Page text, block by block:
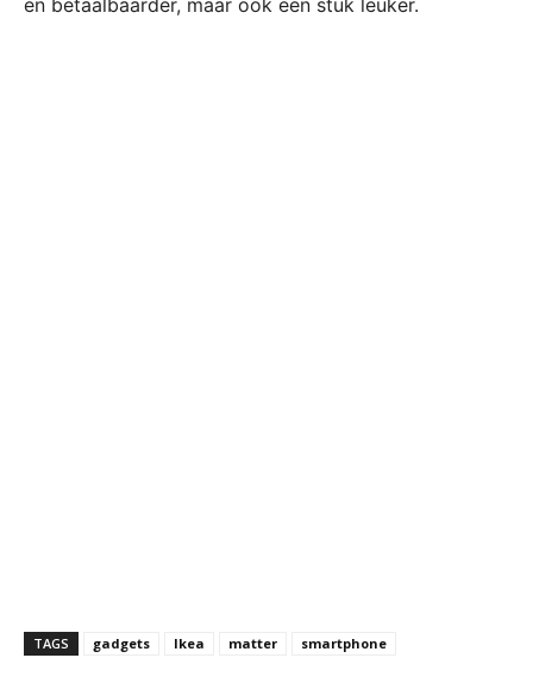
en betaalbaarder, maar ook een stuk leuker.
TAGS gadgets Ikea matter smartphone